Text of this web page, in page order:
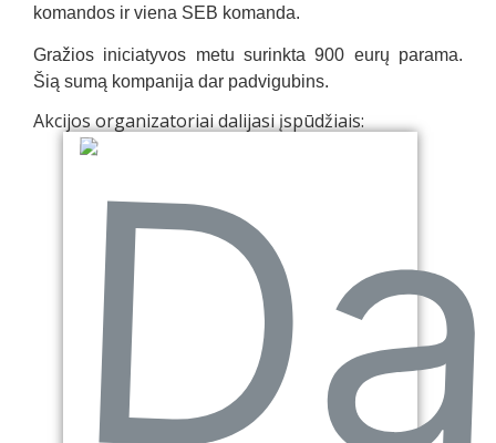
komandos ir viena SEB komanda.
Gražios iniciatyvos metu surinkta900 eurų parama.
Šią sumą kompanija dar padvigubins.
Akcijos organizatoriai dalijasi įspūdžiais: